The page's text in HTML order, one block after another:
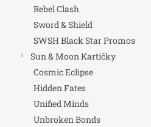
Rebel Clash
Sword & Shield
SWSH Black Star Promos
Sun & Moon Kartičky
Cosmic Eclipse
Hidden Fates
Unified Minds
Unbroken Bonds